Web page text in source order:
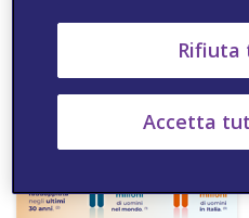
Disfunzione erettile -
consigli nutrizionali
Accetta